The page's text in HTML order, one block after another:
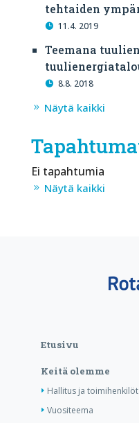
tehtaiden
11.4. 2019
Teemana
8.8. 2018
Näytä kaikki
Ei tapahtumia
Näytä kaikki
Etusivu
Keitä olemme
Hallitus ja toimihenkilöt
Vuositeema